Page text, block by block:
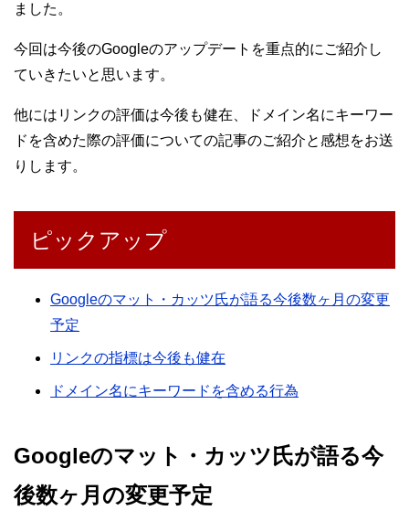
ました。
今回は今後のGoogleのアップデートを重点的にご紹介し
ていきたいと思います。
他にはリンクの評価は今後も健在、ドメイン名にキーワー
ドを含めた際の評価についての記事のご紹介と感想をお送
りします。
ピックアップ
Googleのマット・カッツ氏が語る今後数ヶ月の変更
予定
リンクの指標は今後も健在
ドメイン名にキーワードを含める行為
Googleのマット・カッツ氏が語る今
後数ヶ月の変更予定